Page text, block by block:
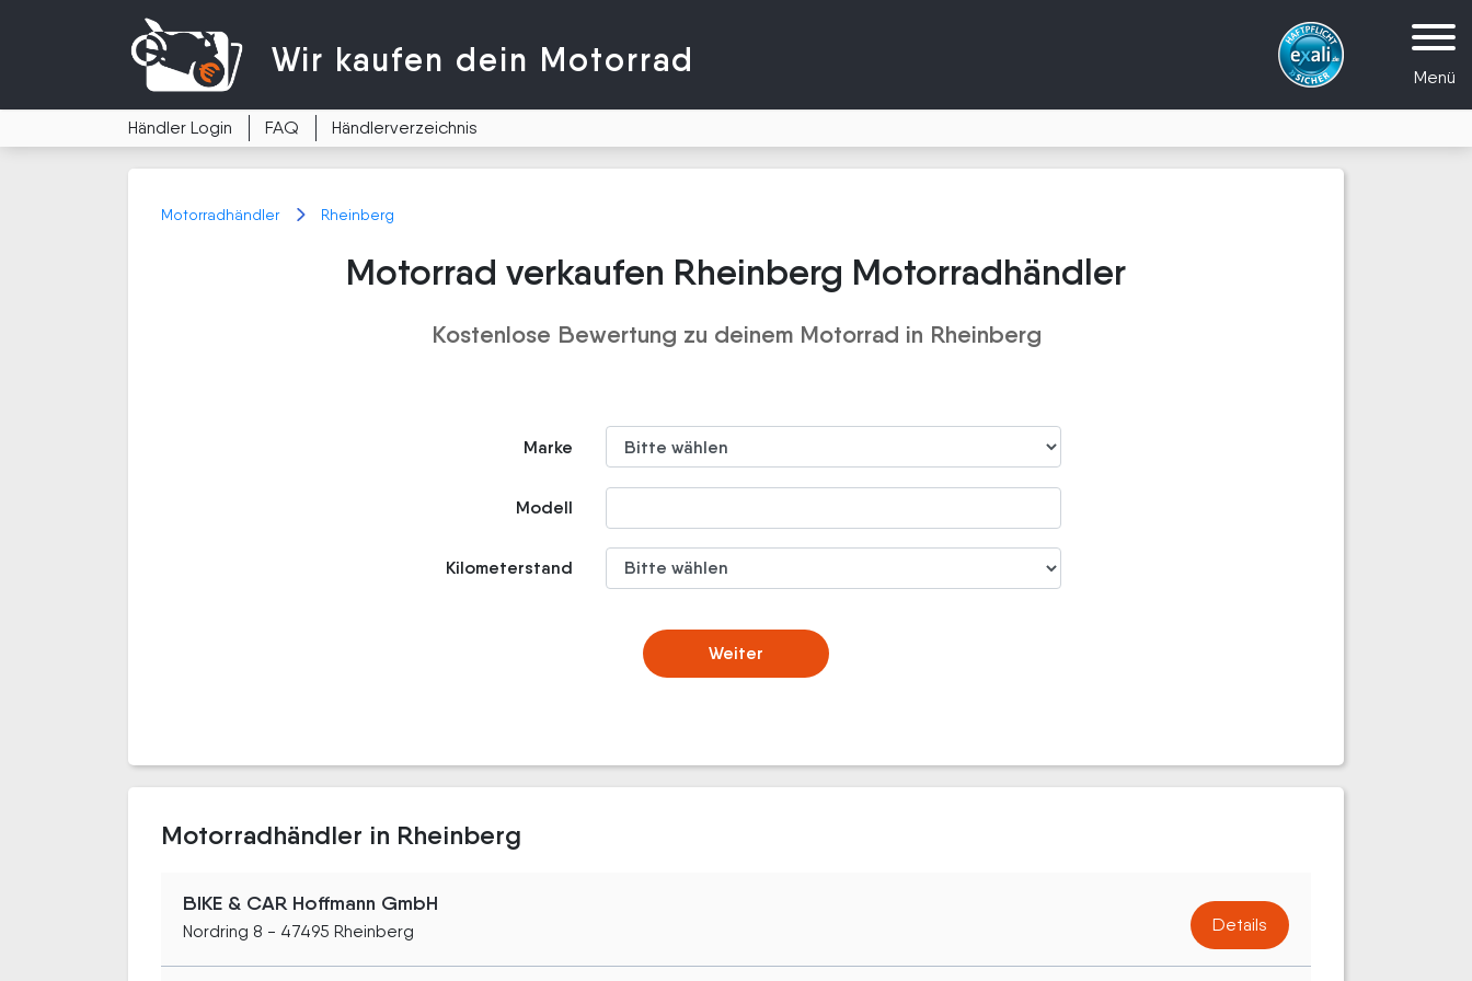
Menü
Wir kaufen dein Motorrad
Händler Login FAQ Händlerverzeichnis
Motorradhändler Rheinberg
Motorrad verkaufen Rheinberg Motorradhändler
Kostenlose Bewertung zu deinem Motorrad in Rheinberg
Marke
Modell
Kilometerstand
Weiter
Motorradhändler in Rheinberg
BIKE & CAR Hoffmann GmbH
Nordring 8 - 47495 Rheinberg Details